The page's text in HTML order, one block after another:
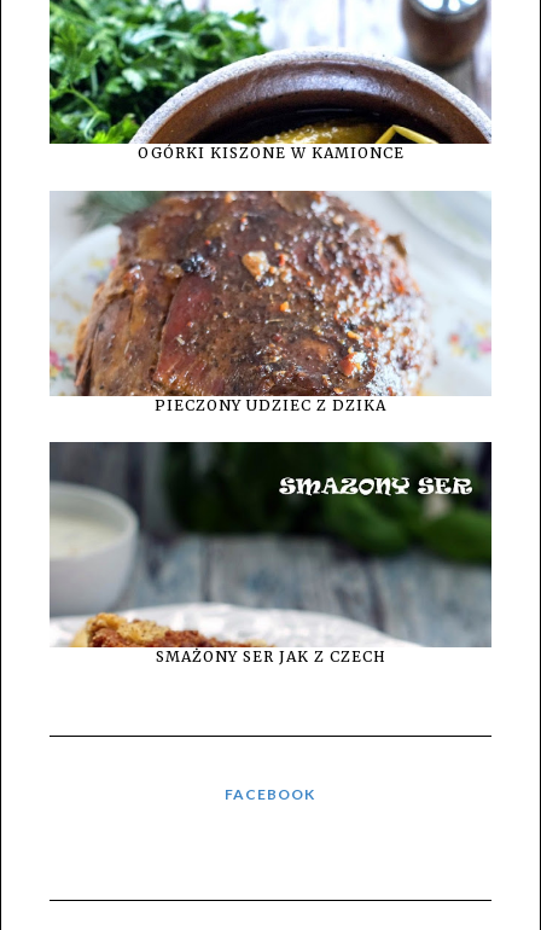
OGÓRKI KISZONE W KAMIONCE
PIECZONY UDZIEC Z DZIKA
SMAŻONY SER JAK Z CZECH
FACEBOOK